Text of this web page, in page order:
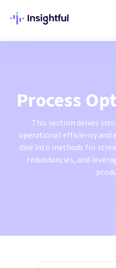
Process
This section delves
operational efficiency and
dive into methods for
redundancies, and